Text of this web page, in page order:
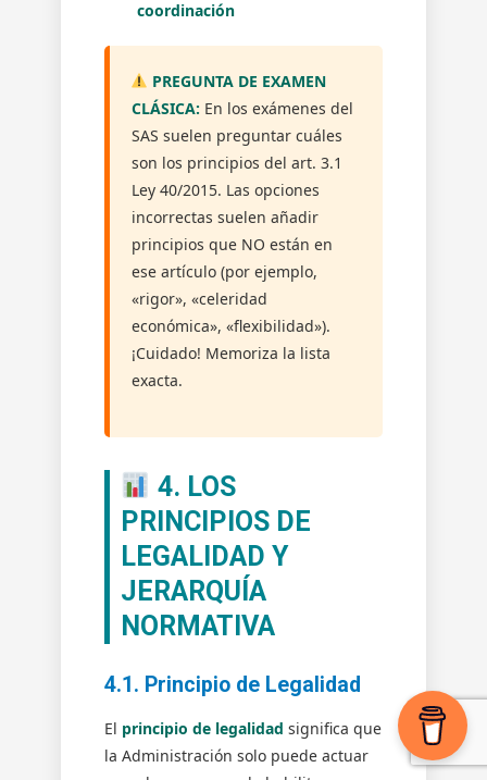
coordinación
PREGUNTA DE EXAMEN
CLÁSICA: En los exámenes del
SAS suelen preguntar cuáles
son los principios del art. 3.1
Ley 40/2015. Las opciones
incorrectas suelen añadir
principios que NO están en
ese artículo (por ejemplo,
«rigor», «celeridad
económica», «flexibilidad»).
¡Cuidado! Memoriza la lista
exacta.
4. LOS
PRINCIPIOS DE
LEGALIDAD Y
JERARQUÍA
NORMATIVA
4.1. Principio de Legalidad
El principio de legalidad significa que
la Administración solo puede actuar